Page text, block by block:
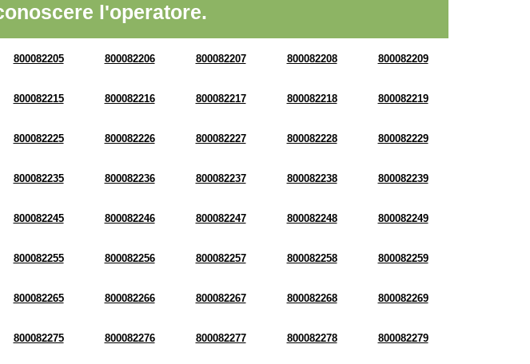
l'operatore.
800082205 800082206 800082207 800082208 800082209
800082215 800082216 800082217 800082218 800082219
800082225 800082226 800082227 800082228 800082229
800082235 800082236 800082237 800082238 800082239
800082245 800082246 800082247 800082248 800082249
800082255 800082256 800082257 800082258 800082259
800082265 800082266 800082267 800082268 800082269
800082275 800082276 800082277 800082278 800082279